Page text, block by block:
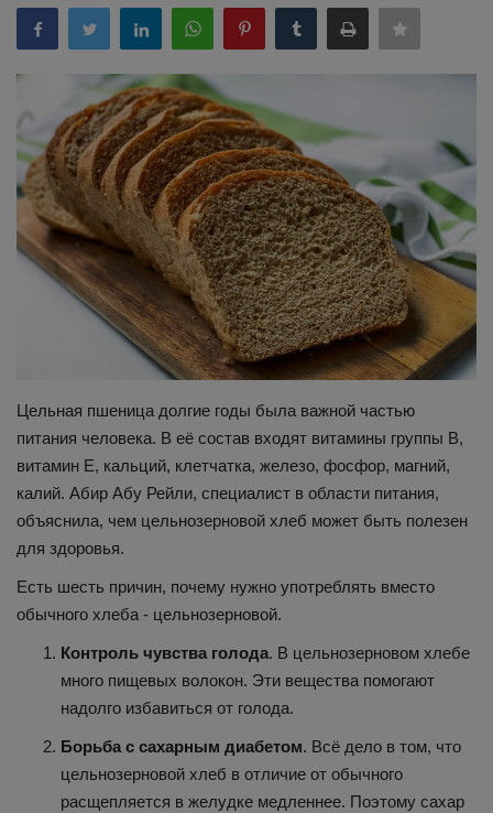
Здоровье
Наука и открытия
Цельная пшеница долгие годы была важной частью
питания человека. В её состав входят витамины группы В,
витамин Е, кальций, клетчатка, железо, фосфор, магний,
калий. Абир Абу Рейли, специалист в области питания,
объяснила, чем цельнозерновой хлеб может быть полезен
для здоровья.
Есть шесть причин, почему нужно употреблять вместо
обычного хлеба - цельнозерновой.
Контроль чувства голода. В цельнозерновом хлебе
много пищевых волокон. Эти вещества помогают
надолго избавиться от голода.
Борьба с сахарным диабетом. Всё дело в том, что
цельнозерновой хлеб в отличие от обычного
расщепляется в желудке медленнее. Поэтому сахар